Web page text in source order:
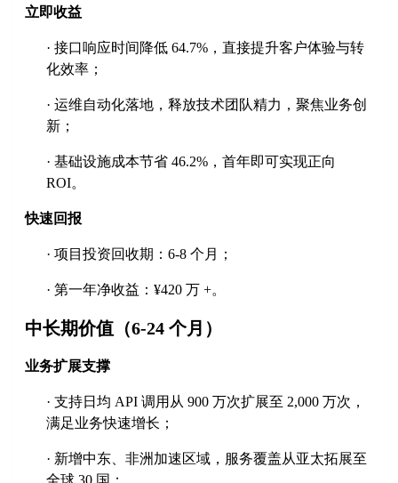
立即收益
·接口响应时间降低 64.7%，直接提升客户体验与转
化效率；
·运维自动化落地，释放技术团队精力，聚焦业务创
新；
·基础设施成本节省 46.2%，首年即可实现正向
ROI。
快速回报
·项目投资回收期：6-8 个月；
·第一年净收益：¥420 万 +。
中长期价值（6-24 个月）
业务扩展支撑
·支持日均 API 调用从 900 万次扩展至 2,000 万次，
满足业务快速增长；
· 新增中东、非洲加速区域，服务覆盖从亚太拓展至
全球 30 国；